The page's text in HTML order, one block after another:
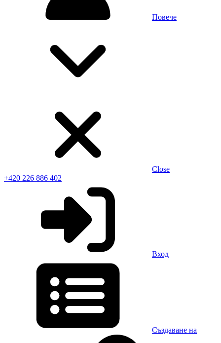
Повече
Close
+420 226 886 402
Вход
Създаване на